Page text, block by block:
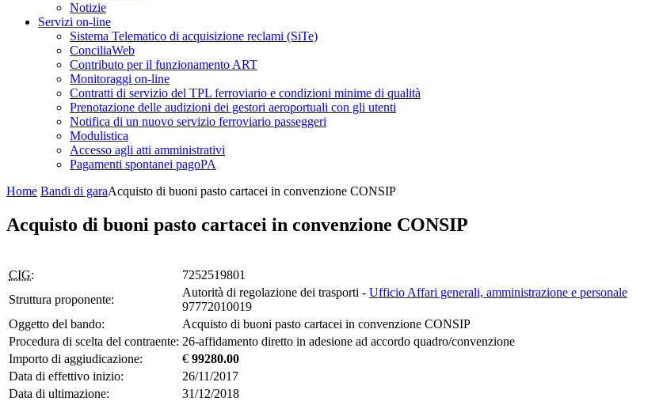
Notizie
Servizi on-line
Sistema Telematico di acquisizione reclami (SiTe)
ConciliaWeb
Contributo per il funzionamento ART
Monitoraggi on-line
Contratti di servizio del TPL ferroviario e condizioni minime di qualità
Prenotazione delle audizioni dei gestori aeroportuali con gli utenti
Notifica di un nuovo servizio ferroviario passeggeri
Modulistica
Accesso agli atti amministrativi
Pagamenti spontanei pagoPA
Home Bandi di garaAcquisto di buoni pasto cartacei in convenzione CONSIP
Acquisto di buoni pasto cartacei in convenzione CONSIP
CIG:
7252519801
Struttura proponente:
Autorità di regolazione dei trasporti - Ufficio Affari generali, amministrazione e personale
97772010019
Oggetto del bando:
Acquisto di buoni pasto cartacei in convenzione CONSIP
Procedura di scelta del contraente: 26-affidamento diretto in adesione ad accordo quadro/convenzione
Importo di aggiudicazione:
€ 99280.00
Data di effettivo inizio:
26/11/2017
Data di ultimazione:
31/12/2018